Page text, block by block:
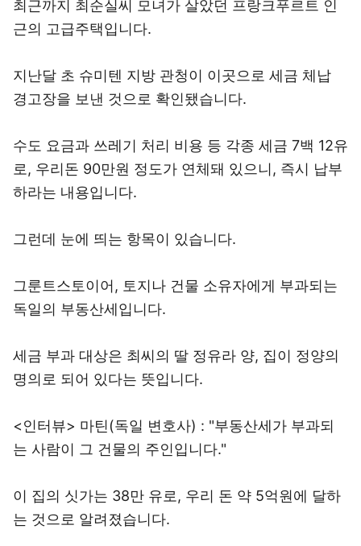
최근까지 최순실씨 모녀가 살았던 프랑크푸르트 인
근의 고급주택입니다.
지난달 초 슈미텐 지방 관청이 이곳으로 세금 체납
경고장을 보낸 것으로 확인됐습니다.
수도 요금과 쓰레기 처리 비용 등 각종 세금 7백 12유
로, 우리돈 90만원 정도가 연체돼 있으니, 즉시 납부
하라는 내용입니다.
그런데 눈에 띄는 항목이 있습니다.
그룬트스토이어, 토지나 건물 소유자에게 부과되는
독일의 부동산세입니다.
세금 부과 대상은 최씨의 딸 정유라 양, 집이 정양의
명의로 되어 있다는 뜻입니다.
<인터뷰> 마틴(독일 변호사) : "부동산세가 부과되
는 사람이 그 건물의 주인입니다."
이 집의 싯가는 38만 유로, 우리 돈 약 5억원에 달하
는 것으로 알려졌습니다.